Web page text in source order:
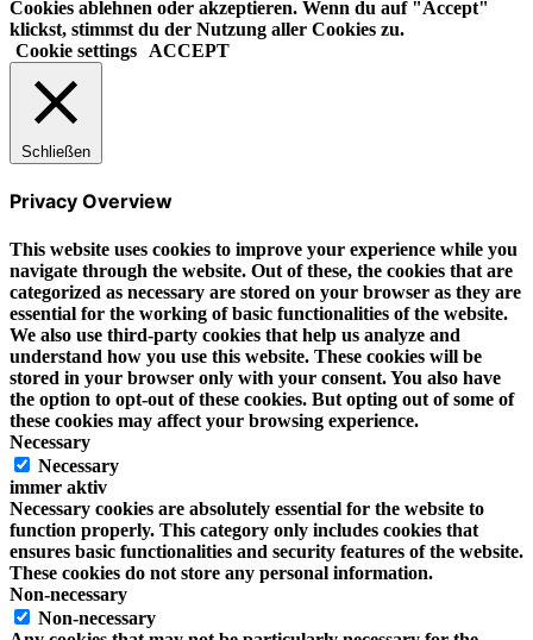
Cookies ablehnen oder akzeptieren. Wenn du auf "Accept"
klickst, stimmst du der Nutzung aller Cookies zu.
Cookie settings
ACCEPT
Schließen
Privacy Overview
This website uses cookies to improve your experience while you
navigate through the website. Out of these, the cookies that are
categorized as necessary are stored on your browser as they are
essential for the working of basic functionalities of the website.
We also use third-party cookies that help us analyze and
understand how you use this website. These cookies will be
stored in your browser only with your consent. You also have
the option to opt-out of these cookies. But opting out of some of
these cookies may affect your browsing experience.
Necessary
Necessary
immer aktiv
Necessary cookies are absolutely essential for the website to
function properly. This category only includes cookies that
ensures basic functionalities and security features of the website.
These cookies do not store any personal information.
Non-necessary
Non-necessary